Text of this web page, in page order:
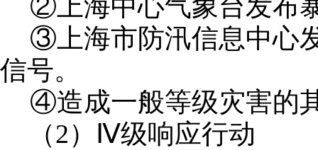
②上海中心气象台发布
③上海市防汛信息中心
信号。
④造成一般等级灾害的
（2）Ⅳ级响应行动